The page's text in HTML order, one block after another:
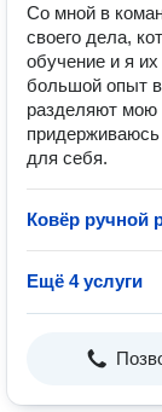
Со мной в
своего дела,
обучение и я
большой опыт
разделяют мою
придерживаюсь
для себя.
Ковёр ручной
Ещё 4 услуги